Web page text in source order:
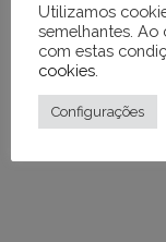
Publicidade
Utilizamos
semelhantes.
com estas
cookies
Configurações